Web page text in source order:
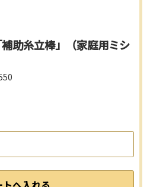
助糸立棒」（家庭用ミシ